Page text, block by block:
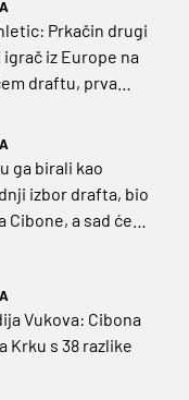
Prkačin drugi
iz Europe na
draftu, prva
ga birali kao
izbor drafta, bio
Cibone, a sad će
Vukova: Cibona
Krku s 38 razlike